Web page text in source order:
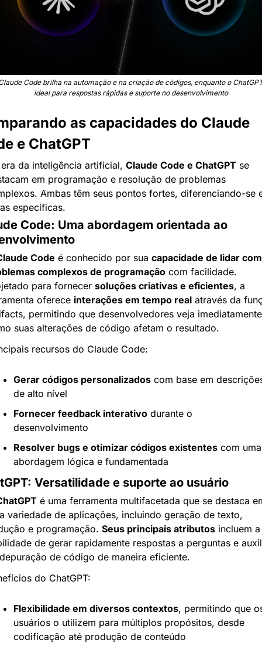
Code brilha na automação e na criação de códigos, enquanto o
ideal para respostas rápidas e suporte no desenvolvimento
as capacidades do Claude
e ChatGPT
da inteligência artificial, Claude Code e ChatGPT se
em programação e resolução de problemas
Ambas têm seus pontos fortes, diferenciando-se
específicas.
Code: Uma abordagem orientada ao
Code é conhecido por sua capacidade de lidar com
complexos de programação com facilidade.
para fornecer soluções criativas e eficientes, a
oferece interações em tempo real através da
permitindo que desenvolvedores veja imediatamente
suas alterações de código afetam o resultado.
recursos do Claude Code:
Gerar códigos personalizados com base em
de alto nível
Fornecer feedback interativo durante o
desenvolvimento
Resolver bugs e otimizar códigos existentes com uma
abordagem lógica e fundamentada
Versatilidade e suporte ao usuário
é uma ferramenta multifacetada que se destaca
variedade de aplicações, incluindo geração de texto,
e programação. Seus principais atributos incluem a
de gerar rapidamente respostas a perguntas e
de código de maneira eficiente.
do ChatGPT:
Flexibilidade em diversos contextos, permitindo que
usuários o utilizem para múltiplos propósitos, desde
codificação até produção de conteúdo